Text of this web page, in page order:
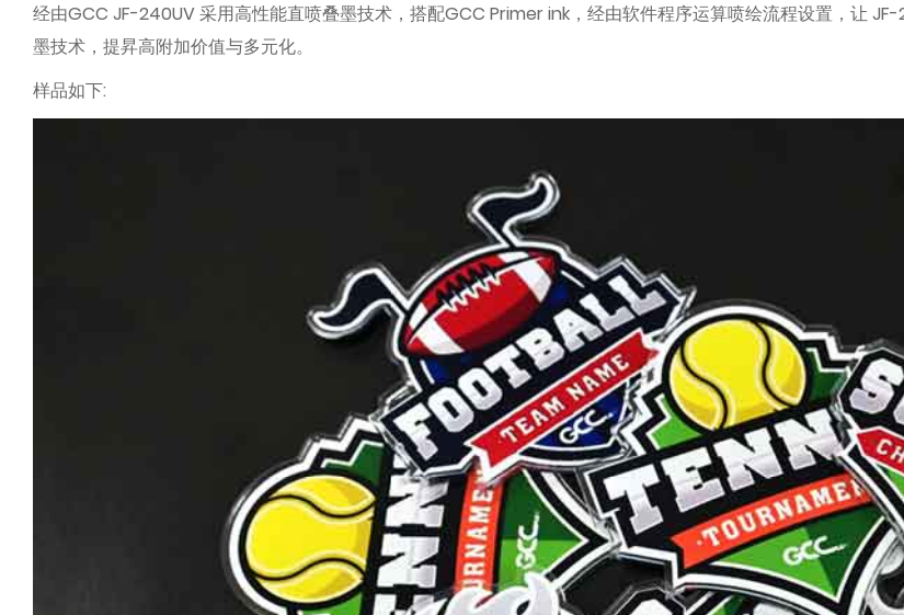
经由GCC JF-240UV 采用高性能直喷叠墨技术，搭配GCC Primer ink，经由软件程序运算喷绘流程设置，让
墨技术，提昇高附加价值与多元化。
样品如下: